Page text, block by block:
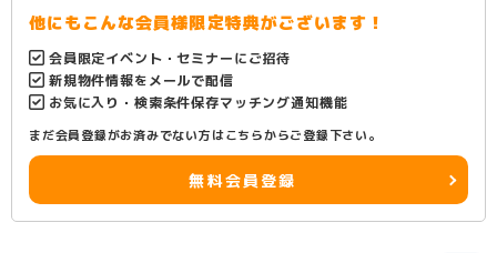
他にもこんな会員様限定特典がございます！
会員限定イベント・セミナーにご招待
新規物件情報をメールで配信
お気に入り・検索条件保存マッチング通知機能
まだ会員登録がお済みでない方はこちらからご登録下さい。
無料会員登録